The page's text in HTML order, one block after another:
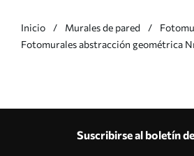
Inicio Murales de pared
Fotomurales abstracción geométrica
Suscribirse al boletín